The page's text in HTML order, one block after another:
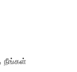
நீங்கள்